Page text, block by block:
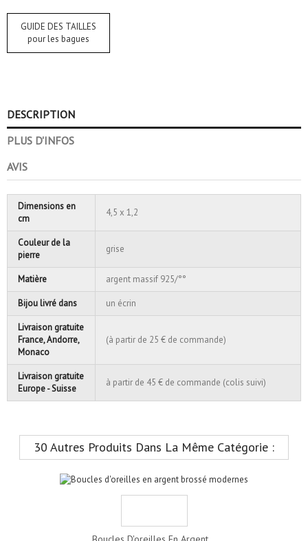
GUIDE DES TAILLES
pour les bagues
DESCRIPTION
PLUS D'INFOS
AVIS
Dimensions en
cm
4,5 x 1,2
Couleur de la
pierre
grise
Matière argent massif 925/°°
Bijou livré dans un écrin
Livraison gratuite
France, Andorre,
Monaco
(à partir de 25 € de commande)
Livraison gratuite
Europe - Suisse
à partir de 45 € de commande (colis suivi)
30 Autres Produits Dans La Même Catégorie :